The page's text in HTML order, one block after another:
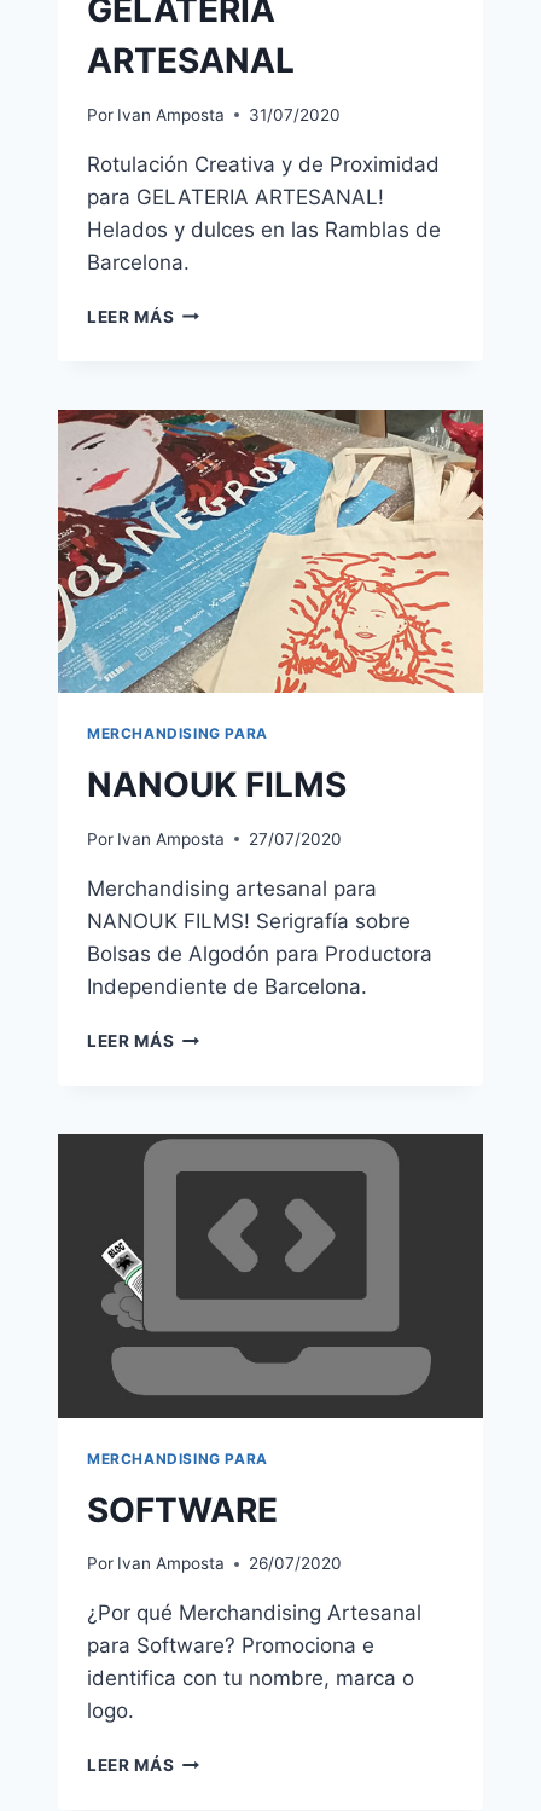
GELATERIA
ARTESANAL
Por Ivan Amposta 31/07/2020
Rotulación Creativa y de Proximidad
para GELATERIA ARTESANAL!
Helados y dulces en las Ramblas de
Barcelona.
LEER MÁS GELATERIA
MERCHANDISING PARA
NANOUK FILMS
Por Ivan Amposta 27/07/2020
Merchandising artesanal para
NANOUK FILMS! Serigrafía sobre
Bolsas de Algodón para Productora
Independiente de Barcelona.
LEER MÁS NANOUK
MERCHANDISING PARA
SOFTWARE
Por Ivan Amposta 26/07/2020
¿Por qué Merchandising Artesanal
para Software? Promociona e
identifica con tu nombre, marca o
logo.
LEER MÁS SOFTWARE